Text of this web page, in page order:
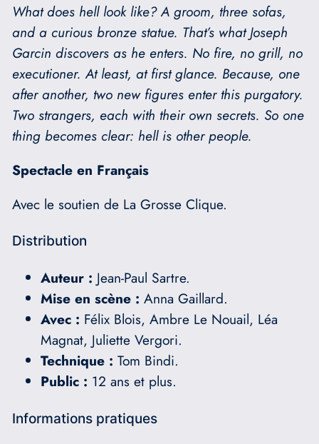
What does hell look like? A groom, three sofas,
and a curious bronze statue. That’s what Joseph
Garcin discovers as he enters. No fire, no grill, no
executioner. At least, at first glance. Because, one
after another, two new figures enter this purgatory.
Two strangers, each with their own secrets. So one
thing becomes clear: hell is other people.
Spectacle en Français
Avec le soutien de La Grosse Clique.
Distribution
Auteur : Jean-Paul Sartre.
Mise en scène : Anna Gaillard.
Avec : Félix Blois, Ambre Le Nouail, Léa
Magnat, Juliette Vergori.
Technique : Tom Bindi.
Public : 12 ans et plus.
Informations pratiques